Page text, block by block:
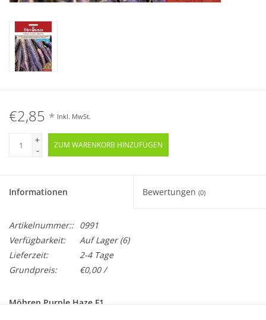
€2,85 * Inkl. MwSt.
+
-
ZUM WARENKORB HINZUFÜGEN
Informationen Bewertungen (0)
Artikelnummer:: 0991
Verfügbarkeit:
Auf Lager(6)
Lieferzeit:
2-4 Tage
Grundpreis:
€0,00 /
Möhren Purple Haze F1